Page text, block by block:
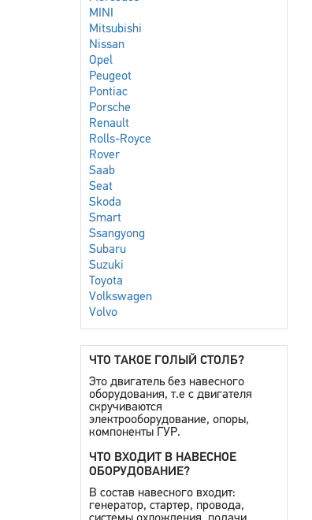
MINI
Mitsubishi
Nissan
Opel
Peugeot
Pontiac
Porsche
Renault
Rolls-Royce
Rover
Saab
Seat
Skoda
Smart
Ssangyong
Subaru
Suzuki
Toyota
Volkswagen
Volvo
ЧТО ТАКОЕ ГОЛЫЙ СТОЛБ?
Это двигатель без навесного
оборудования, т.е с двигателя
скручиваются
электрооборудование, опоры,
компоненты ГУР.
ЧТО ВХОДИТ В НАВЕСНОЕ
ОБОРУДОВАНИЕ?
В состав навесного входит:
генератор, стартер, провода,